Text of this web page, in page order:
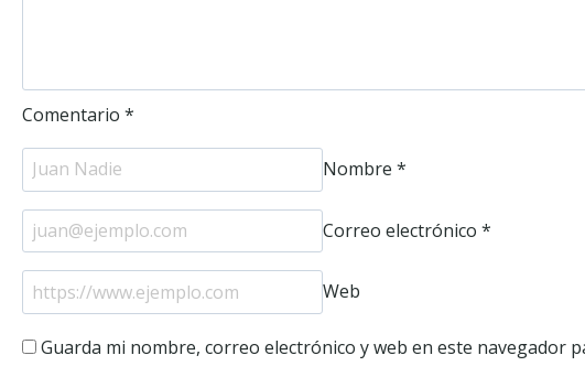
Comentario *
Nombre *
Correo electrónico *
Web
Guarda mi nombre, correo electrónico y web en este navegador